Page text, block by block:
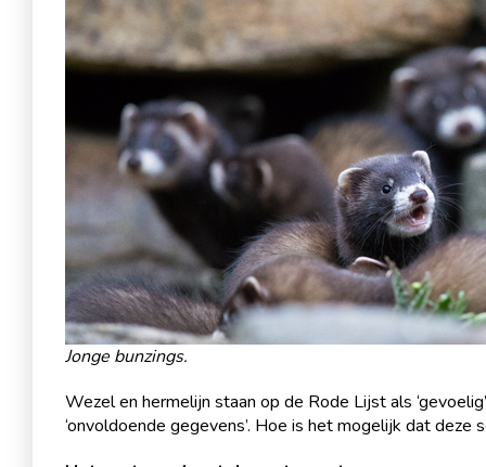
Jonge bunzings.
Wezel en hermelijn staan op de Rode Lijst als
‘onvoldoende gegevens’. Hoe is het mogelijk dat